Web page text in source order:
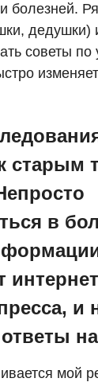
болезней.
дедушки)
советы по
старым
в
и
мой